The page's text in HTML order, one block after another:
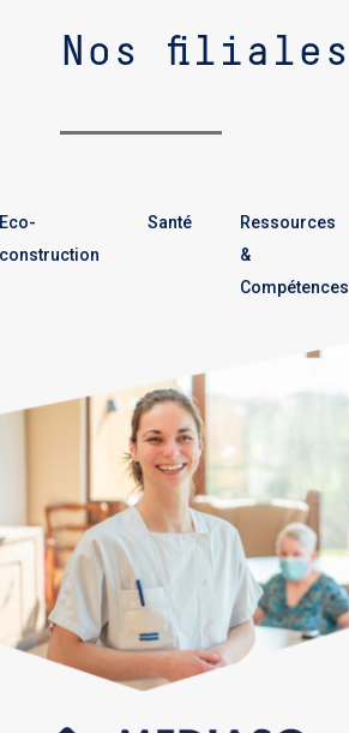
Nos filiales
Eco-
construction
Santé
Ressources
&
Compétences